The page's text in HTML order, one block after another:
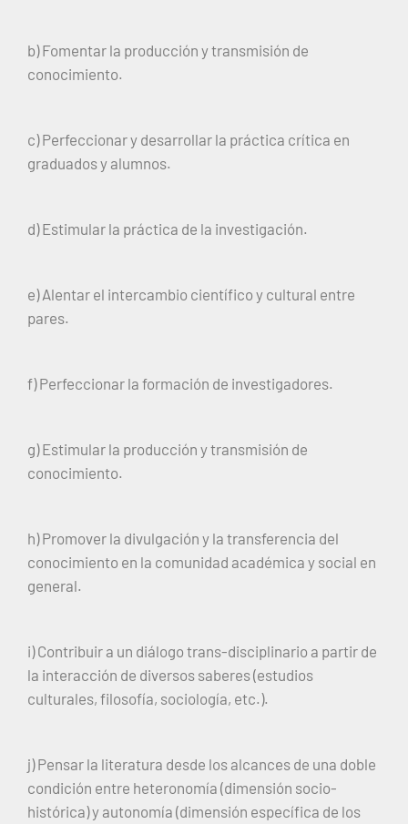
b) Fomentar la producción y transmisión de
conocimiento.
c) Perfeccionar y desarrollar la práctica crítica en
graduados y alumnos.
d) Estimular la práctica de la investigación.
e) Alentar el intercambio científico y cultural entre
pares.
f) Perfeccionar la formación de investigadores.
g) Estimular la producción y transmisión de
conocimiento.
h) Promover la divulgación y la transferencia del
conocimiento en la comunidad académica y social en
general.
i) Contribuir a un diálogo trans-disciplinario a partir de
la interacción de diversos saberes (estudios
culturales, filosofía, sociología, etc.).
j) Pensar la literatura desde los alcances de una doble
condición entre heteronomía (dimensión socio-
histórica) y autonomía (dimensión específica de los